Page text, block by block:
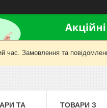
час. Замовлення та
ТА
ТОВАРИ З